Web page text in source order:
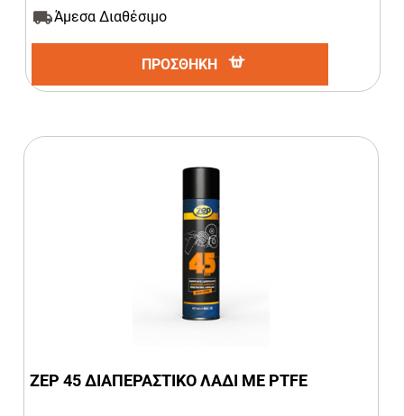
Άμεσα Διαθέσιμο
ΠΡΟΣΘΗΚΗ
ZEP 45 ΔΙΑΠΕΡΑΣΤΙΚΟ ΛΑΔΙ ΜΕ PTFE